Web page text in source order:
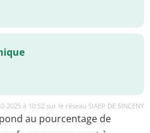
à 10:52 sur le réseau SIAEP DE SINCENY
au pourcentage de